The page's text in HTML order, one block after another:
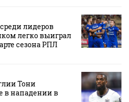
лидеров
легко выиграл
сезона РПЛ
Тони
в нападении в